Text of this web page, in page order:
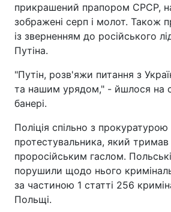
прикрашений прапором СРСР,
зображені серп і молот. Також
із зверненням до російського
Путіна.
"Путін, розв'яжи питання з
та нашим урядом," - йшлося на
банері.
Поліція спільно з
протестувальника, який тримав
проросійським гаслом.
порушили щодо нього
за частиною 1 статті 256
Польщі.